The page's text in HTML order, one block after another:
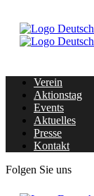
Verein
Aktionstag
Events
Aktuelles
Presse
Kontakt
Folgen Sie uns